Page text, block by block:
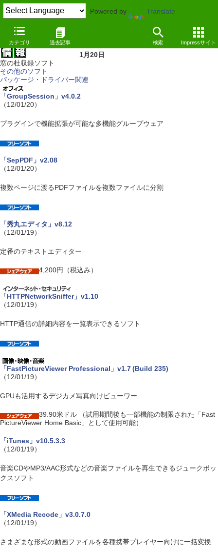
Powered by Translate
カテゴリ 過去記事 検索 Impressサイト
1月20日
窓の杜収録ソフト
その他のソフト
パッケージ・ドライバー関連
「GroupSession」v4.0.2
（12/01/20）
プラグインで機能拡張が可能な多機能グループウェア
「SepPDF」v2.08
（12/01/20）
複数ページに渡るPDFファイルを複数ファイルに分割
「秀丸エディタ」v8.12
（12/01/19）
定番のテキストエディター
4,200円（税込み）
「HTTPNetworkSniffer」v1.10
（12/01/19）
HTTP通信の詳細内容を一覧表示できるソフト
「FastPictureViewer Professional」v1.7 (Build 235)
（12/01/19）
GPUも活用するデジカメ写真向けビューワー
39.90米ドル （試用期間後も一部機能の制限された「Fast
PictureViewer Home Basic」として使用可能）
「iTunes」v10.5.3.3
（12/01/19）
音楽CDやMP3/AAC形式などの音楽ファイルを再生できるジュークボッ
クスソフト
「XMedia Recode」v3.0.7.0
（12/01/19）
さまざまな形式の動画ファイルを各種携帯プレイヤー向けに一括変換